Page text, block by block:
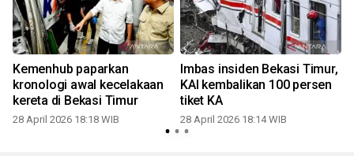
Kemenhub paparkan
kronologi awal kecelakaan
kereta di Bekasi Timur
28 April 2026 18:18 WIB
Imbas insiden Bekasi Timur,
KAI kembalikan 100 persen
tiket KA
28 April 2026 18:14 WIB